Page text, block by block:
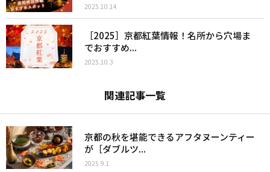
2025.10.14
［2025］京都紅葉情報！名所から穴場ま
でおすすめ...
2025.10.3
関連記事一覧
京都の秋を堪能できるアフタヌーンティー
が［ダブルツ...
2025.9.1